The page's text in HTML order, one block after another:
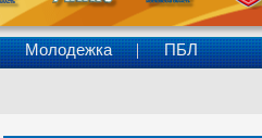
Молодежка ПБЛ